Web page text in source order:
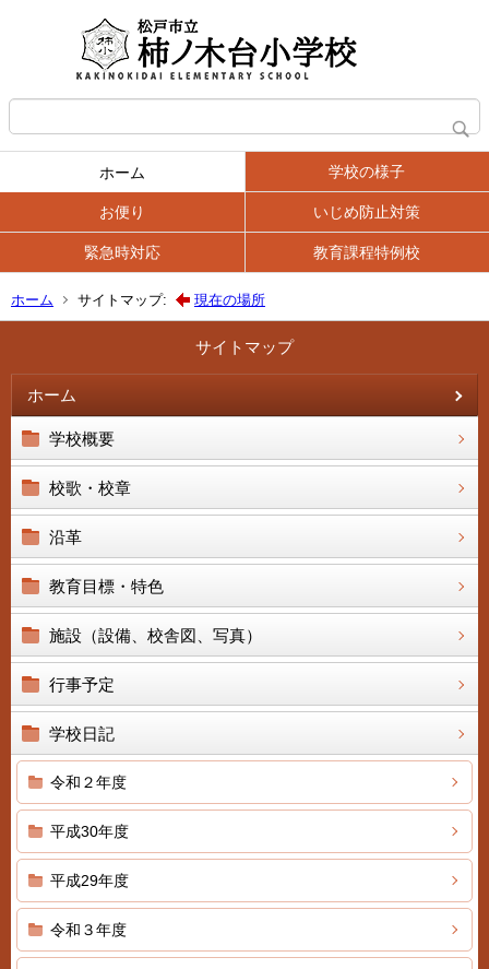
ホーム 学校の様子
お便り いじめ防止対策
緊急時対応 教育課程特例校
ホーム サイトマップ: 現在の場所
サイトマップ
ホーム
学校概要
校歌・校章
沿革
教育目標・特色
施設（設備、校舎図、写真）
行事予定
学校日記
令和２年度
平成30年度
平成29年度
令和３年度